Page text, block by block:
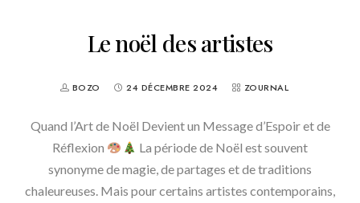
Le noël des artistes
BOZO 24 DÉCEMBRE 2024 ZOURNAL
Quand l’Art de Noël Devient un Message d’Espoir et de
Réflexion
La période de Noël est souvent
synonyme de magie, de partages et de traditions
chaleureuses. Mais pour certains artistes contemporains,